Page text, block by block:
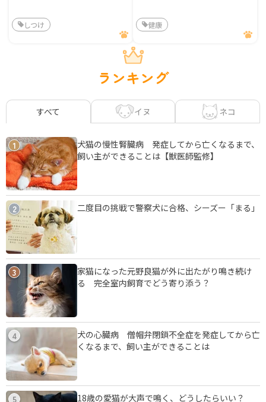
しつけ 健康
ランキング
すべて イヌ ネコ
1
犬猫の慢性腎臓病 発症してから亡くなるまで、
飼い主ができることは【獣医師監修】
2 二度目の挑戦で警察犬に合格、シーズー「まる」
3
家猫になった元野良猫が外に出たがり鳴き続け
る 完全室内飼育でどう寄り添う？
4
犬の心臓病 僧帽弁閉鎖不全症を発症してから亡
くなるまで、飼い主ができることは
5
18歳の愛猫が大声で鳴く、どうしたらいい？